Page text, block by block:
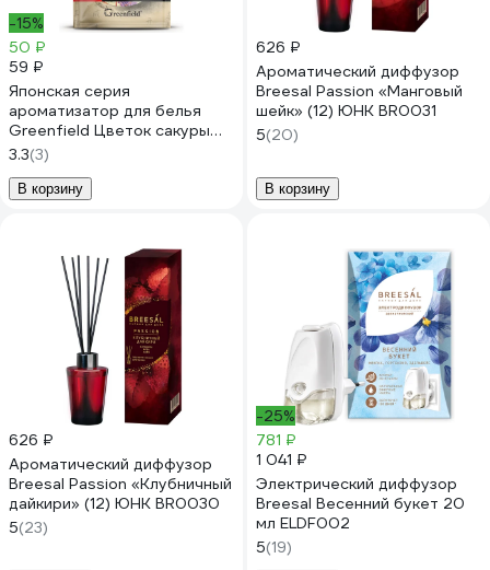
-15%
50 ₽
59 ₽
Японская серия
ароматизатор для белья
Greenfield Цветок сакуры
БХ-50
3.3(3)
В корзину
626 ₽
Ароматический диффузор
Breesal Passion «Манговый
шейк» (12) ЮНК BR0031
5(20)
В корзину
626 ₽
Ароматический диффузор
Breesal Passion «Клубничный
дайкири» (12) ЮНК BR0030
5(23)
-25%
781 ₽
1 041 ₽
Электрический диффузор
Breesal Весенний букет 20
мл ELDF002
5(19)